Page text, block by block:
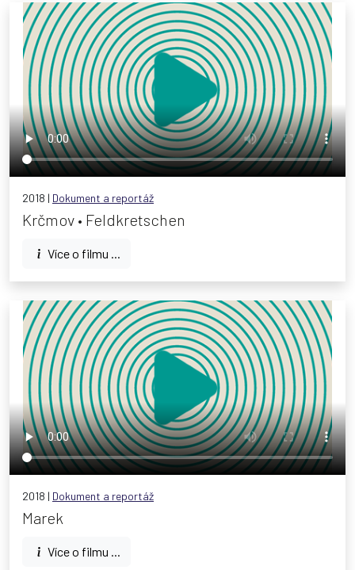
2018 | Dokument a reportáž
Krčmov • Feldkretschen
Více o filmu ...
2018 | Dokument a reportáž
Marek
Více o filmu ...